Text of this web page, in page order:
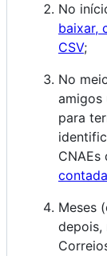
No
baixar,
CSV;
No
amigos
para
CNAEs
Meses
depois,